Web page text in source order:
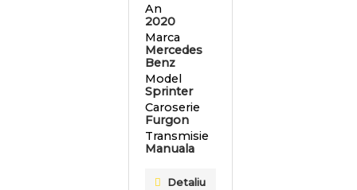
An
2020
Marca
Mercedes
Benz
Model
Sprinter
Caroserie
Furgon
Transmisie
Manuala
Detaliu